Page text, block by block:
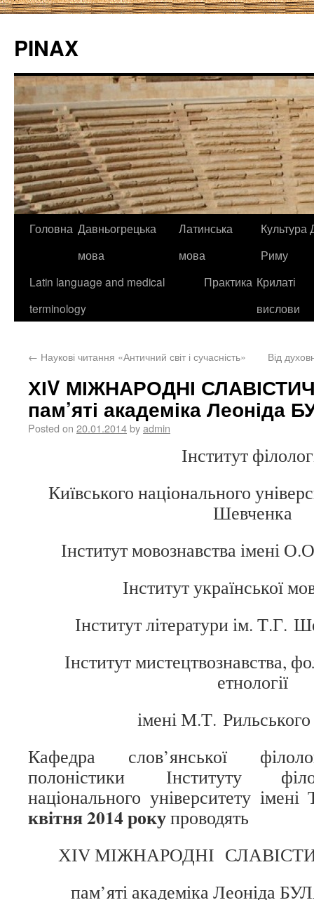
PINAX
Головна Давньогрецька
мова
Латинська
мова
Культура
Риму
Latin language and medical
terminology
Практика Крилаті
вислови
← Наукові читання «Античний світ і сучасність» Від
ХІV МІЖНАРОДНІ
пам’яті академіка
Posted on 20.01.2014byadmin
Інститут
Київського національного
Шевченка
Інститут мовознавства імені
Інститут української
Інститут літератури ім.
Інститут мистецтвознавства,
етнології
імені М.Т.
Кафедра слов’янської
полоністики Інституту
національного університету
квітня 2014 рокупроводять
ХІV МІЖНАРОДНІ
пам’яті академіка Леоніда